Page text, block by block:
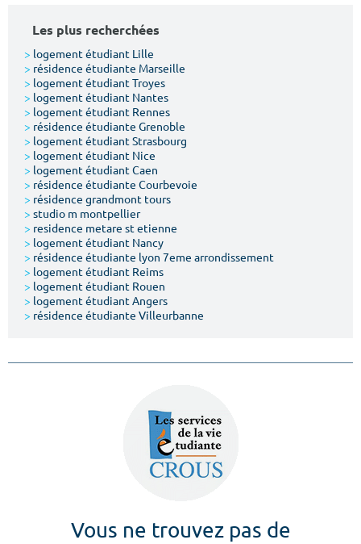
Type de location
Votre date d'entrée
Les plus recherchées
> logement étudiant Lille
> résidence étudiante Marseille
> logement étudiant Troyes
> logement étudiant Nantes
> logement étudiant Rennes
> résidence étudiante Grenoble
> logement étudiant Strasbourg
> logement étudiant Nice
> logement étudiant Caen
> résidence étudiante Courbevoie
> résidence grandmont tours
> studio m montpellier
> residence metare st etienne
> logement étudiant Nancy
> résidence étudiante lyon 7eme arrondissement
> logement étudiant Reims
> logement étudiant Rouen
> logement étudiant Angers
> résidence étudiante Villeurbanne
Vous ne trouvez pas de